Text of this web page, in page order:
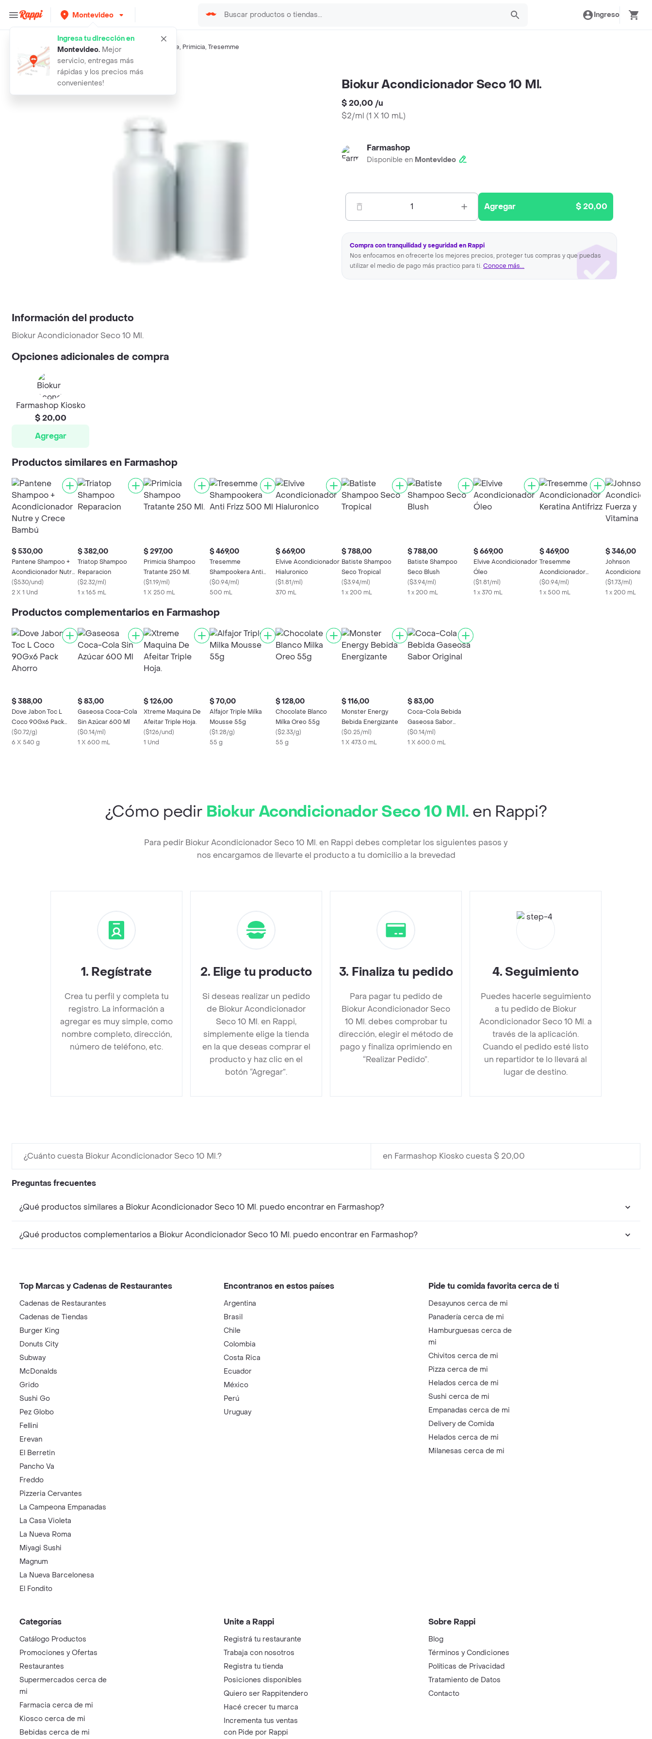
Montevideo
Ingresa tu dirección en
Montevideo. Mejor
servicio, entregas más
rápidas y los precios más
convenientes!
Ingreso
Búsquedas relacionadas:Acondicionador Pantene, Primicia, Tresemme
Rappi biokur acondicionador seco 10 ml
Biokur Acondicionador Seco 10 Ml.
$ 20,00 /u
$2/ml (1 X 10 mL)
Farmashop
Disponible en Montevideo
1 Agregar $ 20,00
Compra con tranquilidad y seguridad en Rappi
Nos enfocamos en ofrecerte los mejores precios, proteger tus compras y que puedas
utilizar el medio de pago más practico para ti. Conoce más...
Información del producto
Biokur Acondicionador Seco 10 Ml.
Opciones adicionales de compra
Farmashop Kiosko
$ 20,00
Agregar
Productos similares en Farmashop
$ 530,00
Pantene Shampoo +
Acondicionador Nutre
y Crece Bambú
($530/und)
2 X 1 Und
$ 382,00
Triatop Shampoo
Reparacion
($2.32/ml)
1 x 165 mL
$ 297,00
Primicia Shampoo
Tratante 250 Ml.
($1.19/ml)
1 X 250 mL
$ 469,00
Tresemme
Shampookera Anti
Frizz 500 Ml
($0.94/ml)
500 mL
$ 669,00
Elvive Acondicionador
Hialuronico
($1.81/ml)
370 mL
$ 788,00
Batiste Shampoo
Seco Tropical
($3.94/ml)
1 x 200 mL
$ 788,00
Batiste Shampoo
Seco Blush
($3.94/ml)
1 x 200 mL
$ 669,00
Elvive Acondicionador
Óleo
($1.81/ml)
1 x 370 mL
$ 469,00
Tresemme
Acondicionador
Keratina Antifrizz
($0.94/ml)
1 x 500 mL
$ 346,00
Johnson
Acondicionador
Fuerza y
($1.73/ml)
1 x 200 mL
Productos complementarios en Farmashop
$ 388,00
Dove Jabon Toc L
Coco 90Gx6 Pack
Ahorro
($0.72/g)
6 X 540 g
$ 83,00
Gaseosa Coca-Cola
Sin Azúcar 600 Ml
($0.14/ml)
1 X 600 mL
$ 126,00
Xtreme Maquina De
Afeitar Triple Hoja.
($126/und)
1 Und
$ 70,00
Alfajor Triple Milka
Mousse 55g
($1.28/g)
55 g
$ 128,00
Chocolate Blanco
Milka Oreo 55g
($2.33/g)
55 g
$ 116,00
Monster Energy
Bebida Energizante
($0.25/ml)
1 X 473.0 mL
$ 83,00
Coca-Cola Bebida
Gaseosa Sabor
Original
($0.14/ml)
1 X 600.0 mL
¿Cómo pedir Biokur Acondicionador Seco 10 Ml. en Rappi?
Para pedir Biokur Acondicionador Seco 10 Ml. en Rappi debes completar los siguientes pasos y
nos encargamos de llevarte el producto a tu domicilio a la brevedad
1. Regístrate
Crea tu perfil y completa tu
registro. La información a
agregar es muy simple, como
nombre completo, dirección,
número de teléfono, etc.
2. Elige tu producto
Si deseas realizar un pedido
de Biokur Acondicionador
Seco 10 Ml. en Rappi,
simplemente elige la tienda
en la que deseas comprar el
producto y haz clic en el
botón “Agregar”.
3. Finaliza tu pedido
Para pagar tu pedido de
Biokur Acondicionador Seco
10 Ml. debes comprobar tu
dirección, elegir el método de
pago y finaliza oprimiendo en
“Realizar Pedido”.
4. Seguimiento
Puedes hacerle seguimiento
a tu pedido de Biokur
Acondicionador Seco 10 Ml. a
través de la aplicación.
Cuando el pedido esté listo
un repartidor te lo llevará al
lugar de destino.
¿Cuánto cuesta Biokur Acondicionador Seco 10 Ml.? en Farmashop Kiosko cuesta $ 20,00
Preguntas frecuentes
¿Qué productos similares a Biokur Acondicionador Seco 10 Ml. puedo encontrar en Farmashop?
¿Qué productos complementarios a Biokur Acondicionador Seco 10 Ml. puedo encontrar en Farmashop?
Top Marcas y Cadenas de Restaurantes
Cadenas de Restaurantes
Cadenas de Tiendas
Burger King
Donuts City
Subway
McDonalds
Grido
Sushi Go
Pez Globo
Fellini
Erevan
El Berretin
Pancho Va
Freddo
Pizzeria Cervantes
La Campeona Empanadas
La Casa Violeta
La Nueva Roma
Miyagi Sushi
Magnum
La Nueva Barcelonesa
El Fondito
Encontranos en estos países
Argentina
Brasil
Chile
Colombia
Costa Rica
Ecuador
México
Perú
Uruguay
Pide tu comida favorita cerca de ti
Desayunos cerca de mi
Panadería cerca de mi
Hamburguesas cerca de
mi
Chivitos cerca de mi
Pizza cerca de mi
Helados cerca de mi
Sushi cerca de mi
Empanadas cerca de mi
Delivery de Comida
Helados cerca de mi
Milanesas cerca de mi
Categorías
Catálogo Productos
Promociones y Ofertas
Restaurantes
Supermercados cerca de
mi
Farmacia cerca de mi
Kiosco cerca de mi
Bebidas cerca de mi
Unite a Rappi
Registrá tu restaurante
Trabaja con nosotros
Registra tu tienda
Posiciones disponibles
Quiero ser Rappitendero
Hacé crecer tu marca
Incrementa tus ventas
con Pide por Rappi
Sobre Rappi
Blog
Términos y Condiciones
Políticas de Privacidad
Tratamiento de Datos
Contacto